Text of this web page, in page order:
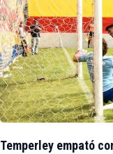
Temperley empató